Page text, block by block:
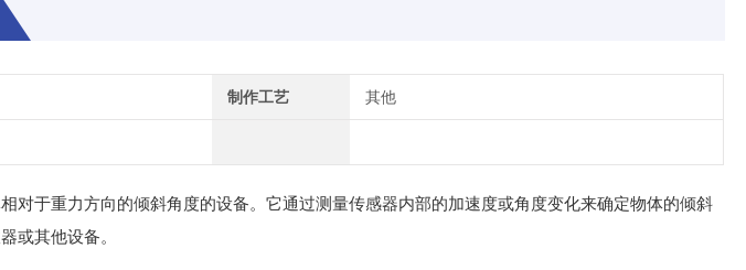
制作工艺 其他
对于重力方向的倾斜角度的设备。它通过测量传感器内部的加速度或角度变化来确定物体的倾斜
或其他设备。